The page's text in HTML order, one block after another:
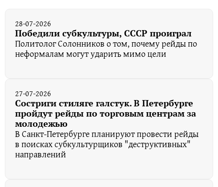
28-07-2026
Победили субкультуры, СССР проиграл
Политолог Солонников о том, почему рейды по
неформалам могут ударить мимо цели
27-07-2026
Состриги стиляге галстук. В Петербурге
пройдут рейды по торговым центрам за
молодежью
В Санкт-Петербурге планируют провести рейды
в поисках субкультурщиков "деструктивных"
направлений